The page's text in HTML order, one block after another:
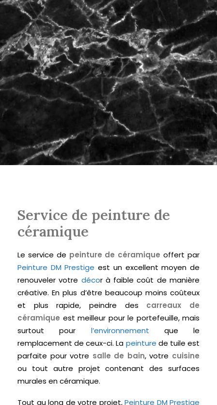
Service de peinture de
céramique
Le service de peinture de céramique offert par
Peinture DM Prestige est un excellent moyen de
renouveler votre décor à faible coût de manière
créative. En plus d’être beaucoup moins coûteux
et plus rapide, peindre des carreaux de
céramique est meilleur pour le portefeuille, mais
surtout pour l’environnement que le
remplacement de ceux-ci. La peinture de tuile est
parfaite pour votre salle de bain, votre cuisine
ou tout autre projet contenant des surfaces
murales en céramique.
Tout au long de votre projet,Peinture DM Prestige